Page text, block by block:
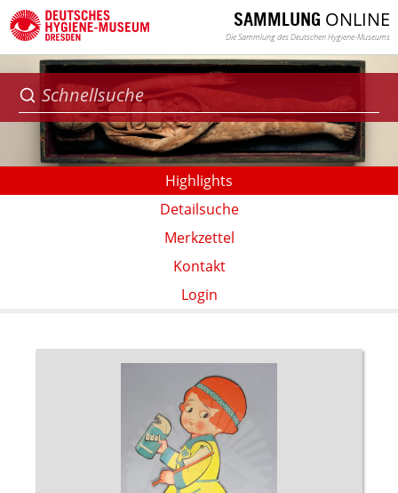
SAMMLUNG ONLINE
Die Sammlung des Deutschen Hygiene-Museums
Highlights
Detailsuche
Merkzettel
Kontakt
Login